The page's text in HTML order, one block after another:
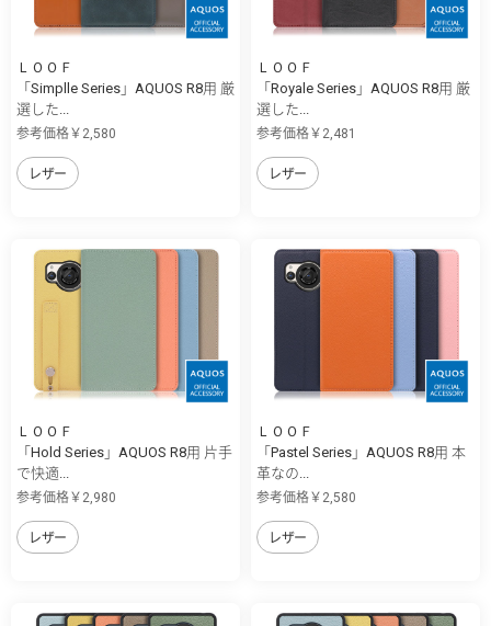
ＬＯＯＦ
「Simplle Series」AQUOS R8用 厳
選した...
参考価格￥2,580
レザー
ＬＯＯＦ
「Royale Series」AQUOS R8用 厳
選した...
参考価格￥2,481
レザー
ＬＯＯＦ
「Hold Series」AQUOS R8用 片手
で快適...
参考価格￥2,980
レザー
ＬＯＯＦ
「Pastel Series」AQUOS R8用 本
革なの...
参考価格￥2,580
レザー